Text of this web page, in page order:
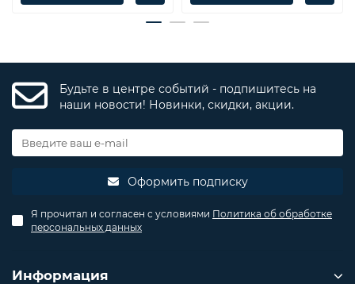
Будьте в центре событий - подпишитесь на
наши новости! Новинки, скидки, акции.
Оформить подписку
Я прочитал и согласен с условиями Политика об обработке
персональных данных
Информация